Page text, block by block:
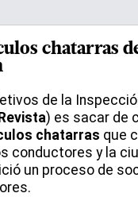
chatarras
de la
) es sacar de
chatarras que
conductores y la
un proceso de